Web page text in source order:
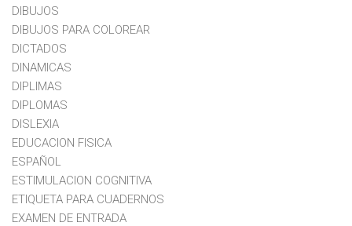
DIBUJOS
DIBUJOS PARA COLOREAR
DICTADOS
DINAMICAS
DIPLIMAS
DIPLOMAS
DISLEXIA
EDUCACION FISICA
ESPAÑOL
ESTIMULACION COGNITIVA
ETIQUETA PARA CUADERNOS
EXAMEN DE ENTRADA